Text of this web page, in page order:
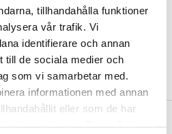
tillhandahålla funktioner
vår trafik. Vi
identifierare och annan
till de sociala medier och
som vi samarbetar med.
informationen med annan
eller som de har